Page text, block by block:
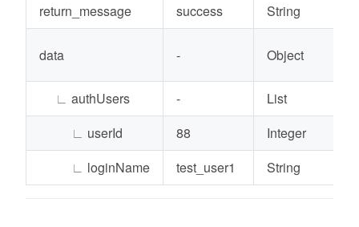
return_message
success String
data - Object
∟ authUsers -
List
∟ userId 88
Integer
∟ loginName test_user1 String